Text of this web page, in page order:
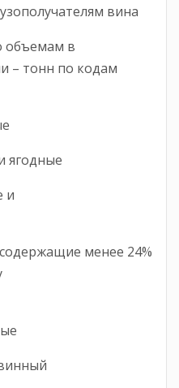
вина
объемам в
– тонн по кодам
и ягодные
и
менее 24%